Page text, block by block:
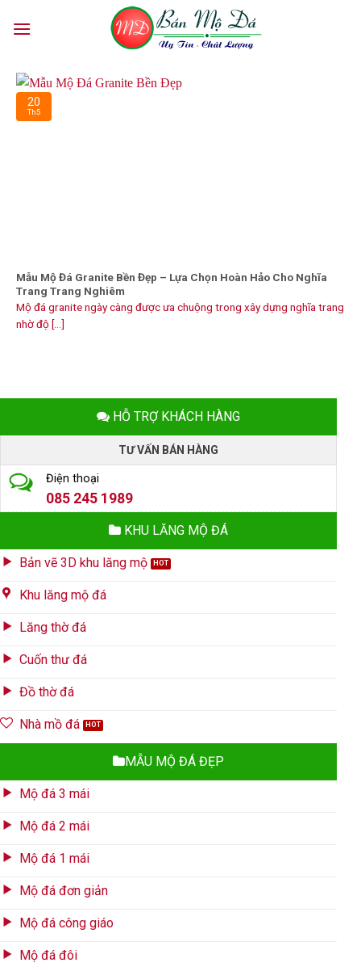
HỖ TRỢ KHÁCH HÀNG
TƯ VẤN BÁN HÀNG
Điện thoại
085 245 1989
KHU LĂNG MỘ ĐÁ
Bản vẽ 3D khu lăng mộ
Khu lăng mộ đá
Lăng thờ đá
Cuốn thư đá
Đồ thờ đá
Nhà mồ đá
MẪU MỘ ĐÁ ĐẸP
Mộ đá 3 mái
Mộ đá 2 mái
Mộ đá 1 mái
Mộ đá đơn giản
Mộ đá công giáo
Mộ đá đôi
Mẫu Mộ Đá Granite Bền Đẹp – Lựa Chọn Hoàn Hảo Cho Nghĩa
Trang Trang Nghiêm
Mộ đá granite ngày càng được ưa chuộng trong xây dựng nghĩa trang
nhờ độ [...]
20
Th5